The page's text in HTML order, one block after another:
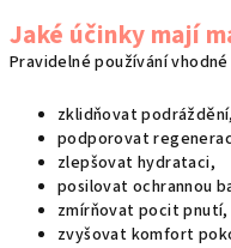
Jaké účinky mají
Pravidelné používání
zklidňovat podráždění,
podporovat
zlepšovat hydrataci,
posilovat ochrannou
zmírňovat pocit pnutí,
zvyšovat komfort